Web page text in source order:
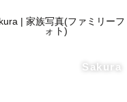
Sakura